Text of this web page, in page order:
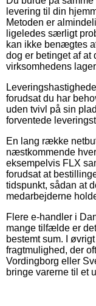
levering til din
Metoden er
ligeledes særligt
kan ikke benægtes
dog er betinget af
virksomhedens
forudsat du har
uden tvivl på sin
forventede
En lang række
næstkommende
eksempelvis FLX
forudsat at
tidspunkt, sådan at
medarbejderne
Flere e-handler i
mange tilfælde er
bestemt sum. I
fragtmulighed, der
Vordingborg eller
bringe varerne til et